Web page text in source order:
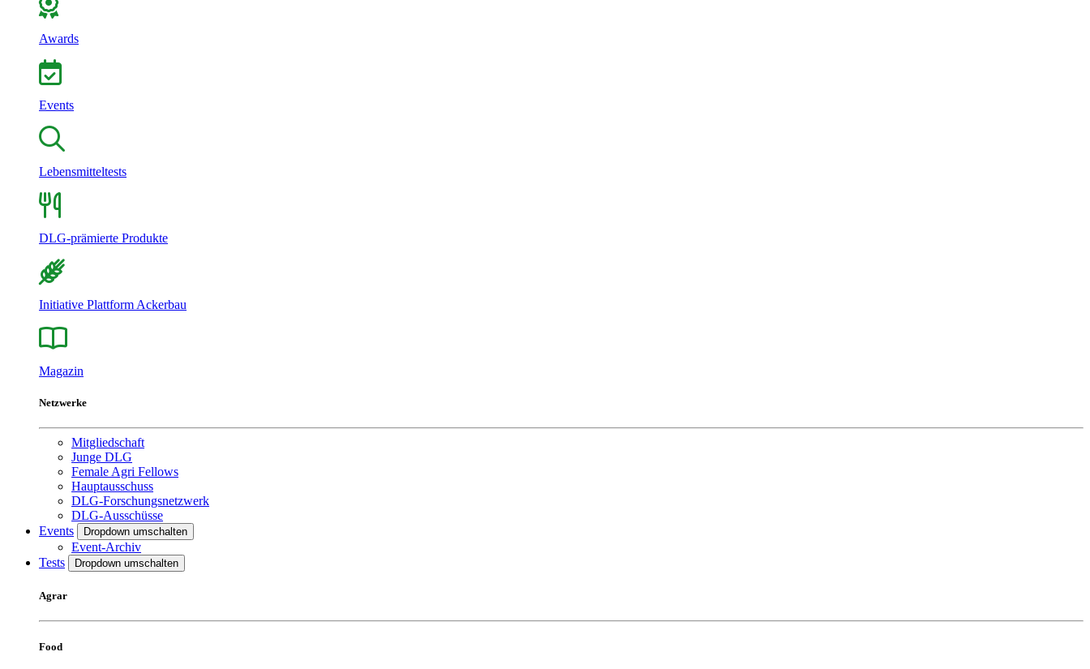
Awards
Events
Lebensmitteltests
DLG-prämierte Produkte
Initiative Plattform Ackerbau
Magazin
Netzwerke
Mitgliedschaft
Junge DLG
Female Agri Fellows
Hauptausschuss
DLG-Forschungsnetzwerk
DLG-Ausschüsse
Events
Dropdown umschalten
Event-Archiv
Tests
Dropdown umschalten
Agrar
Food